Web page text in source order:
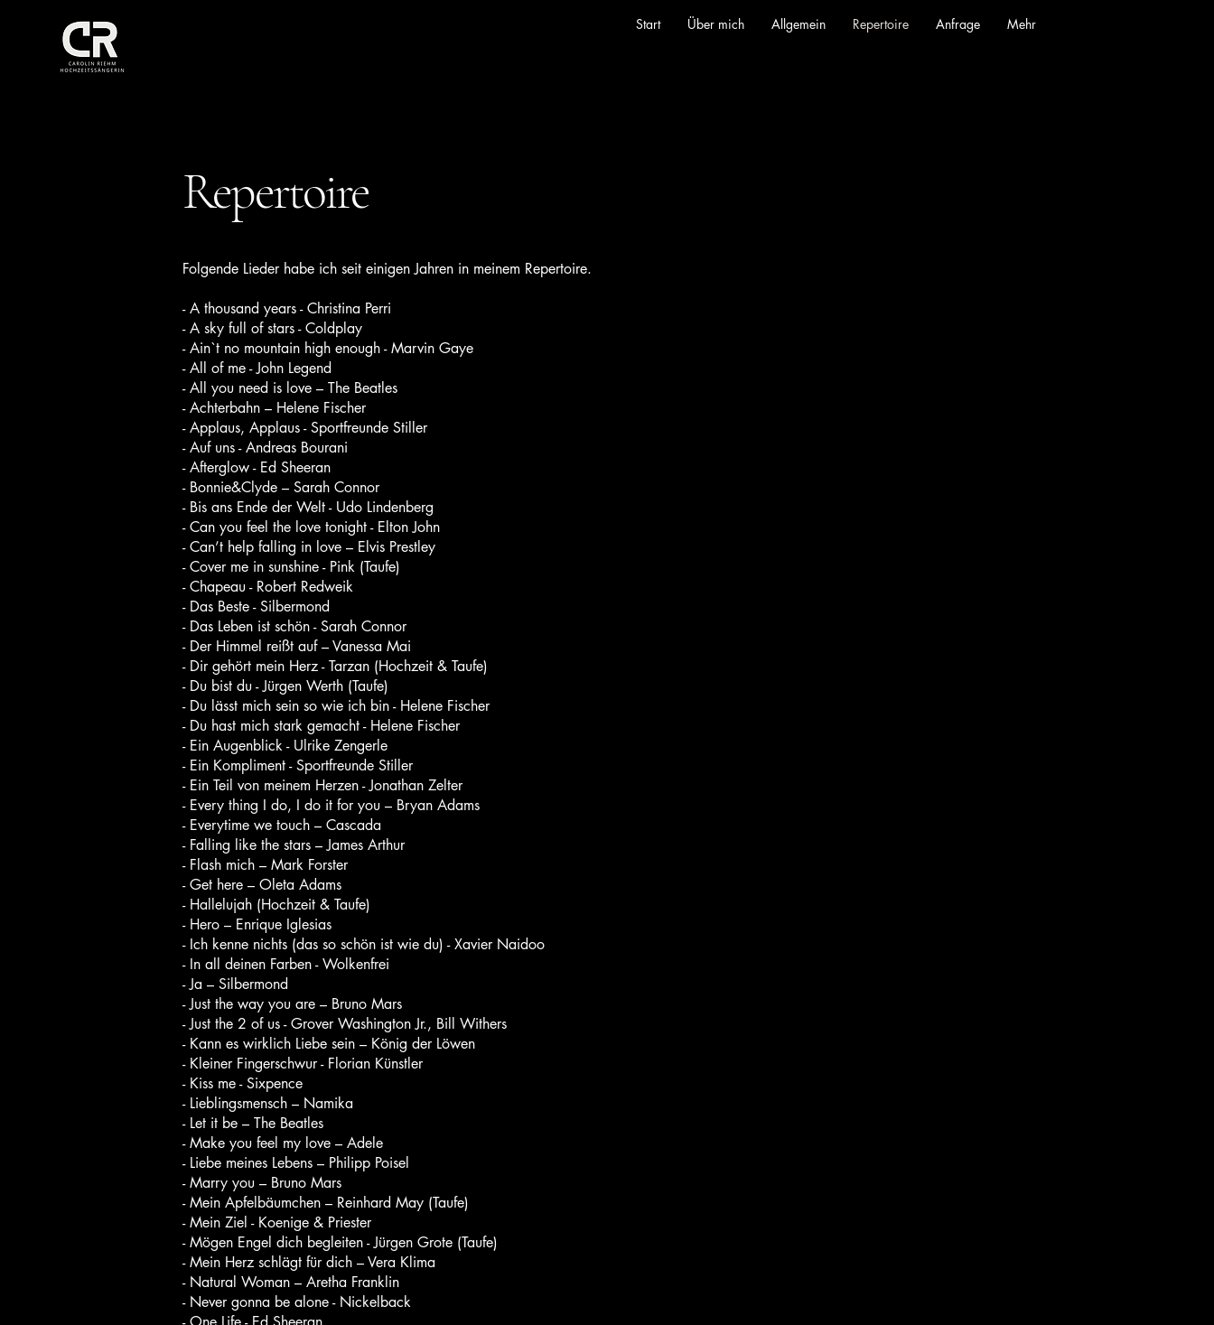
CR Voice Start Über mich Allgemein Repertoire Anfrage Mehr
Repertoire
Folgende Lieder habe ich seit einigen Jahren in meinem Repertoire.
- A thousand years - Christina Perri
- A sky full of stars - Coldplay
- Ain`t no mountain high enough - Marvin Gaye
- All of me - John Legend
- All you need is love – The Beatles
- Achterbahn – Helene Fischer
- Applaus, Applaus - Sportfreunde Stiller
- Auf uns - Andreas Bourani
- Afterglow - Ed Sheeran
- Bonnie&Clyde – Sarah Connor
- Bis ans Ende der Welt - Udo Lindenberg
- Can you feel the love tonight - Elton John
- Can’t help falling in love – Elvis Prestley
- Cover me in sunshine - Pink (Taufe)
- Chapeau - Robert Redweik
- Das Beste - Silbermond
- Das Leben ist schön - Sarah Connor
- Der Himmel reißt auf – Vanessa Mai
- Dir gehört mein Herz - Tarzan (Hochzeit & Taufe)
- Du bist du - Jürgen Werth (Taufe)
- Du lässt mich sein so wie ich bin - Helene Fischer
- Du hast mich stark gemacht - Helene Fischer
- Ein Augenblick - Ulrike Zengerle
- Ein Kompliment - Sportfreunde Stiller
- Ein Teil von meinem Herzen - Jonathan Zelter
- Every thing I do, I do it for you – Bryan Adams
- Everytime we touch – Cascada
- Falling like the stars – James Arthur
- Flash mich – Mark Forster
- Get here – Oleta Adams
- Hallelujah (Hochzeit & Taufe)
- Hero – Enrique Iglesias
- Ich kenne nichts (das so schön ist wie du) - Xavier Naidoo
- In all deinen Farben - Wolkenfrei
- Ja – Silbermond
- Just the way you are – Bruno Mars
- Just the 2 of us - Grover Washington Jr., Bill Withers
- Kann es wirklich Liebe sein – König der Löwen
- Kleiner Fingerschwur - Florian Künstler
- Kiss me - Sixpence
- Lieblingsmensch – Namika
- Let it be – The Beatles
- Make you feel my love – Adele
- Liebe meines Lebens – Philipp Poisel
- Marry you – Bruno Mars
- Mein Apfelbäumchen – Reinhard May (Taufe)
- Mein Ziel - Koenige & Priester
- Mögen Engel dich begleiten - Jürgen Grote (Taufe)
- Mein Herz schlägt für dich – Vera Klima
- Natural Woman – Aretha Franklin
- Never gonna be alone - Nickelback